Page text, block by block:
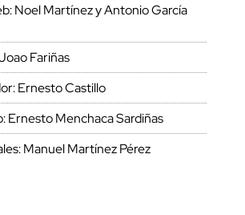
Noel Martínez y Antonio García
Fariñas
Ernesto Castillo
Ernesto Menchaca Sardiñas
Manuel Martínez Pérez